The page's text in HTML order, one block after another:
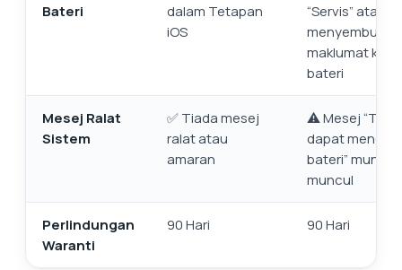
Bateri
dalam Tetapan
iOS
“Servis” atau
maklumat
bateri
Mesej Ralat
Sistem
✅ Tiada mesej
ralat atau
amaran
⚠️ Mesej “Tidak
dapat
bateri”
muncul
Perlindungan
Waranti
90 Hari 90 Hari